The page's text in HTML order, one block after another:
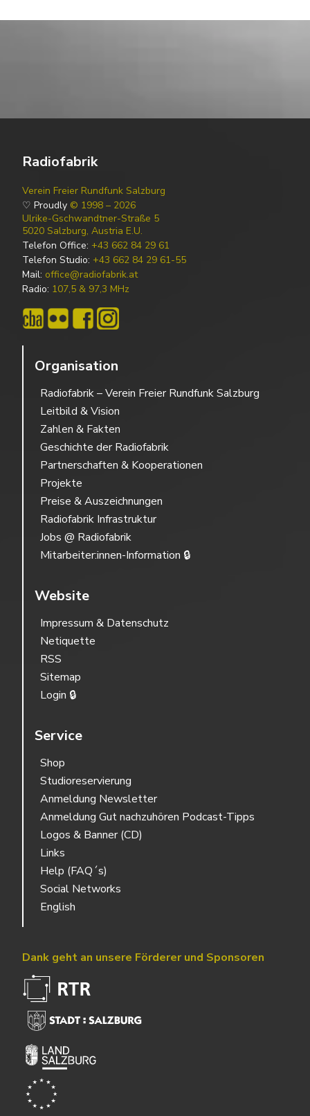
Radiofabrik
Verein Freier Rundfunk Salzburg
♡ Proudly © 1998 – 2026
Ulrike-Gschwandtner-Straße 5
5020 Salzburg, Austria E.U.
Telefon Office: +43 662 84 29 61
Telefon Studio: +43 662 84 29 61-55
Mail: office@radiofabrik.at
Radio: 107,5 & 97,3 MHz
Organisation
Radiofabrik – Verein Freier Rundfunk Salzburg
Leitbild & Vision
Zahlen & Fakten
Geschichte der Radiofabrik
Partnerschaften & Kooperationen
Projekte
Preise & Auszeichnungen
Radiofabrik Infrastruktur
Jobs @ Radiofabrik
Mitarbeiter:innen-Information 🔒
Website
Impressum & Datenschutz
Netiquette
RSS
Sitemap
Login 🔒
Service
Shop
Studioreservierung
Anmeldung Newsletter
Anmeldung Gut nachzuhören Podcast-Tipps
Logos & Banner (CD)
Links
Help (FAQ´s)
Social Networks
English
Dank geht an unsere Förderer und Sponsoren